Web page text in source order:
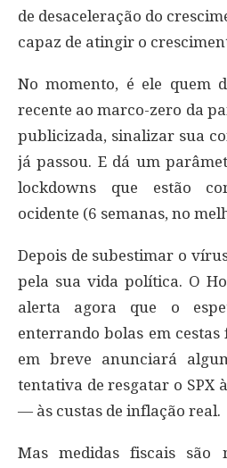
de desaceleração do
capaz de atingir o
No momento, é ele quem
recente ao marco-zero da
publicizada, sinalizar sua
já passou. E dá um
lockdowns que estão
ocidente (6 semanas, no
Depois de subestimar o
pela sua vida política. O
alerta agora que o
enterrando bolas em
em breve anunciará
tentativa de resgatar o SPX
— às custas de inflação real.
Mas medidas fiscais são